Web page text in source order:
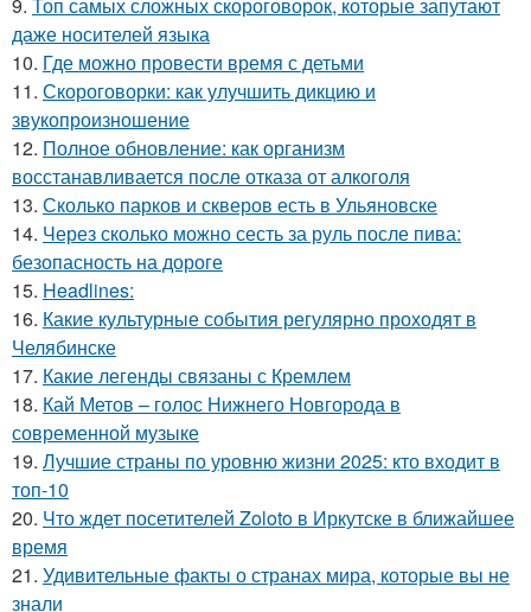
даже носителей языка
10. Где можно провести время с детьми
11. Скороговорки: как улучшить дикцию и
звукопроизношение
12. Полное обновление: как организм
восстанавливается после отказа от алкоголя
13. Сколько парков и скверов есть в Ульяновске
14. Через сколько можно сесть за руль после пива:
безопасность на дороге
15. Headlines:
16. Какие культурные события регулярно проходят в
Челябинске
17. Какие легенды связаны с Кремлем
18. Кай Метов – голос Нижнего Новгорода в
современной музыке
19. Лучшие страны по уровню жизни 2025: кто входит в
топ-10
20. Что ждет посетителей Zoloto в Иркутске в ближайшее
время
21. Удивительные факты о странах мира, которые вы не
знали